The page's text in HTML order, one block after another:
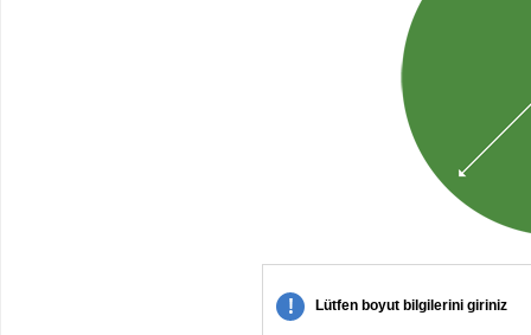
Lütfen boyut bilgilerini giriniz